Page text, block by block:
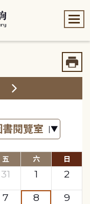
五 六 日
31 1
2
7 8
9